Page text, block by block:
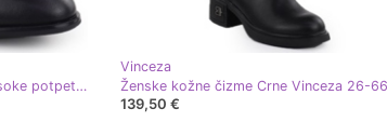
Crna Vinceza 66805 Kožne visoke potpetice
Vinceza
139,50 €